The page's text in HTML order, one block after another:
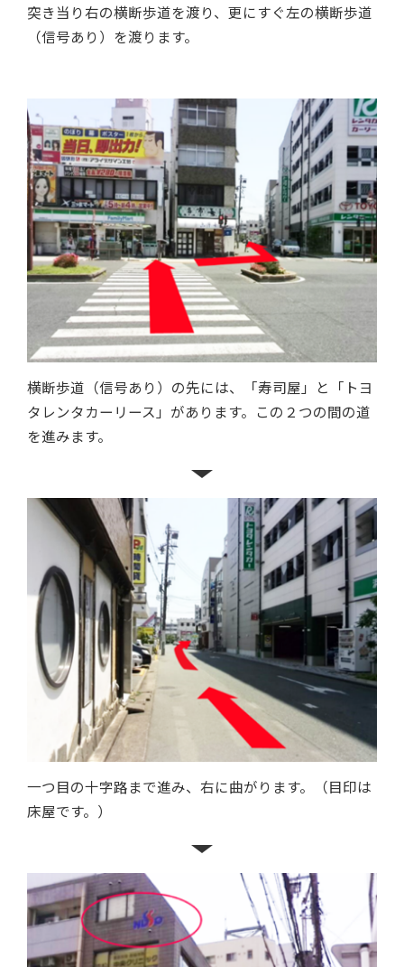
突き当り右の横断歩道を渡り、更にすぐ左の横断歩道
（信号あり）を渡ります。
横断歩道（信号あり）の先には、「寿司屋」と「トヨ
タレンタカーリース」があります。この２つの間の道
を進みます。
一つ目の十字路まで進み、右に曲がります。（目印は
床屋です。）